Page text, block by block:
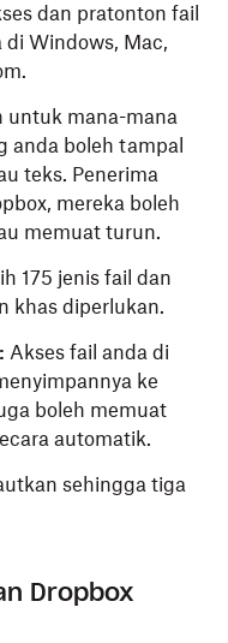
dan pratonton fail
di Windows, Mac,
untuk mana-mana
anda boleh tampal
teks. Penerima
mereka boleh
memuat turun.
175 jenis fail dan
khas diperlukan.
Akses fail anda di
ke
boleh memuat
automatik.
sehingga tiga
Dropbox